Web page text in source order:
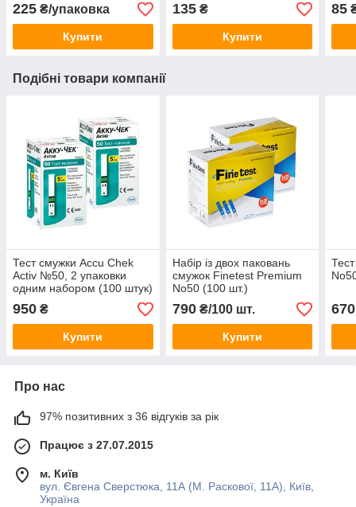
225 ₴/упаковка
Купити
135₴
Купити
85
Подібні товари компанії
Тест смужки Accu Chek
Activ №50, 2 упаковки
одним набором (100 штук)
950 ₴
Купити
Набір із двох паковань
смужок Finetest Premium
No50 (100 шт.)
790₴/100 шт.
Купити
670
Про нас
97% позитивних з 36 відгуків за рік
Працює з 27.07.2015
м. Київ
вул. Євгена Сверстюка, 11А (М. Раскової, 11А), Київ,
Україна